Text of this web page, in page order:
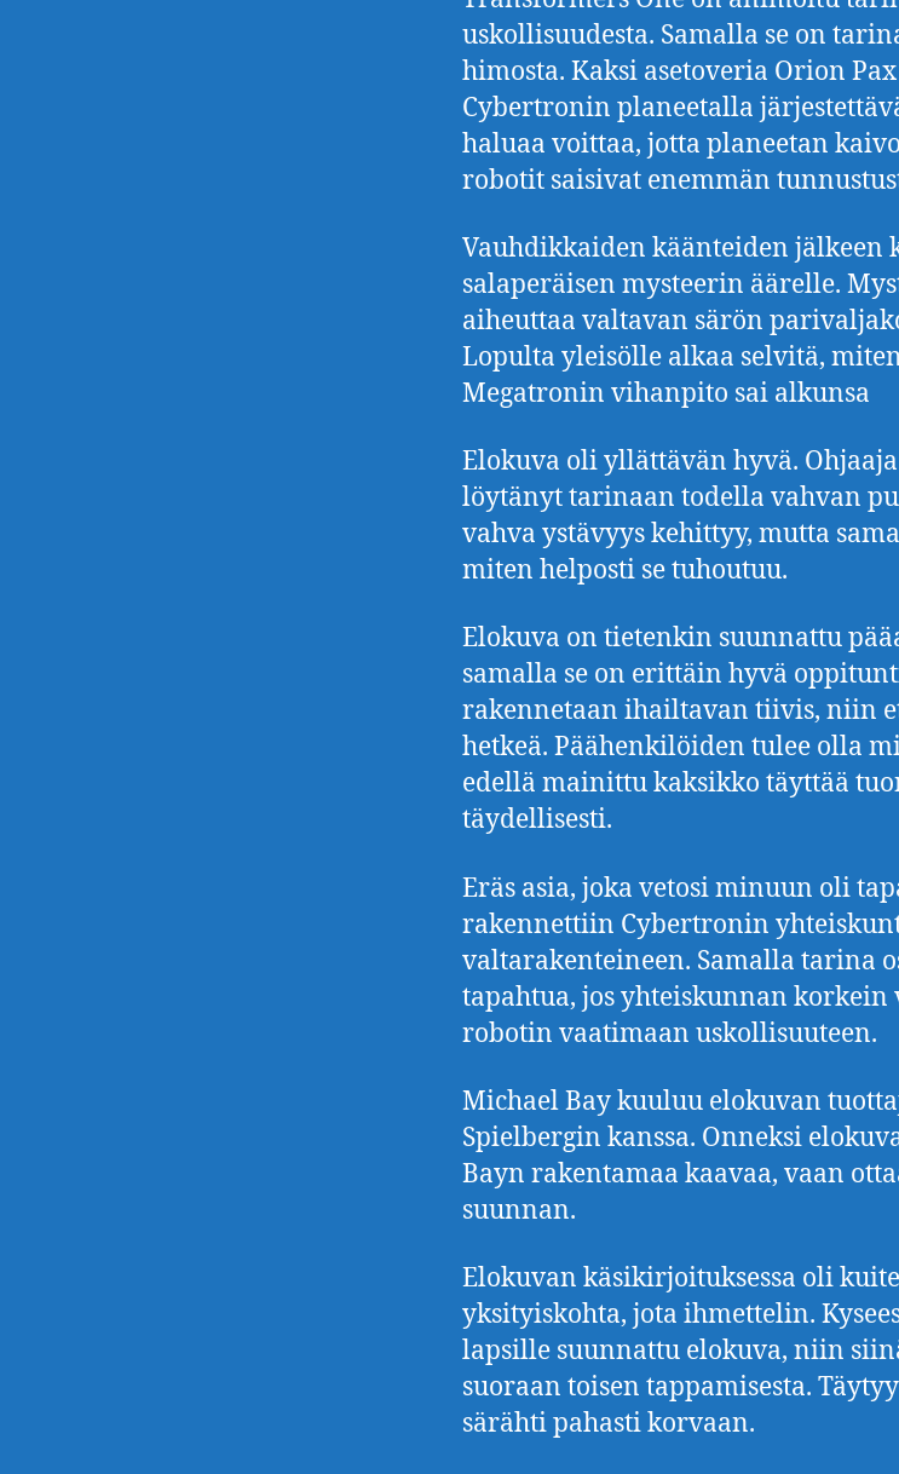
uskollisuudesta. Samalla se on
himosta. Kaksi asetoveria Orion
Cybertronin planeetalla
haluaa voittaa, jotta planeetan
robotit saisivat enemmän
Vauhdikkaiden käänteiden jälkeen
salaperäisen mysteerin äärelle.
aiheuttaa valtavan särön
Lopulta yleisölle alkaa selvitä,
Megatronin vihanpito sai alkunsa
Elokuva oli yllättävän hyvä. Ohjaaja
löytänyt tarinaan todella vahvan
vahva ystävyys kehittyy, mutta
miten helposti se tuhoutuu.
Elokuva on tietenkin suunnattu
samalla se on erittäin hyvä
rakennetaan ihailtavan tiivis, niin
hetkeä. Päähenkilöiden tulee olla
edellä mainittu kaksikko täyttää
täydellisesti.
Eräs asia, joka vetosi minuun oli
rakennettiin Cybertronin
valtarakenteineen. Samalla tarina
tapahtua, jos yhteiskunnan korkein
robotin vaatimaan uskollisuuteen.
Michael Bay kuuluu elokuvan
Spielbergin kanssa. Onneksi
Bayn rakentamaa kaavaa, vaan
suunnan.
Elokuvan käsikirjoituksessa oli
yksityiskohta, jota ihmettelin.
lapsille suunnattu elokuva, niin
suoraan toisen tappamisesta.
särähti pahasti korvaan.